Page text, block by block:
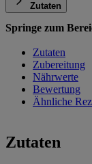
Zutaten
Springe zum
Zutaten
Zubereitung
Nährwerte
Bewertung
Ähnliche
Zutaten